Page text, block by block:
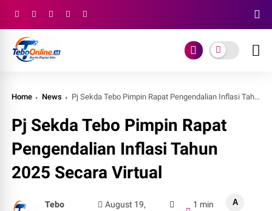
Home News Pj Sekda Tebo Pimpin Rapat Pengendalian Inflasi Tahun 2025 Secara Virtual
Pj Sekda Tebo Pimpin Rapat
Pengendalian Inflasi Tahun
2025 Secara Virtual
Tebo
August 19,
1 min
A